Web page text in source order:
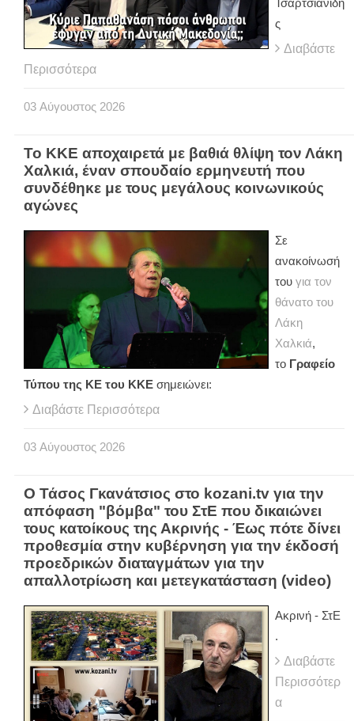
Τσαρτσιανίδη
ς
Διαβάστε
Περισσότερα
03 Αύγουστος 2026
Το ΚΚΕ αποχαιρετά με βαθιά θλίψη τον Λάκη
Χαλκιά, έναν σπουδαίο ερμηνευτή που
συνδέθηκε με τους μεγάλους κοινωνικούς
αγώνες
Σε
ανακοίνωσή
του για τον
θάνατο του
Λάκη
Χαλκιά,
το Γραφείο
Τύπου της ΚΕ του ΚΚΕ σημειώνει:
Διαβάστε Περισσότερα
03 Αύγουστος 2026
Ο Τάσος Γκανάτσιος στο kozani.tv για την
απόφαση "βόμβα" του ΣτΕ που δικαιώνει
τους κατοίκους της Ακρινής - Έως πότε δίνει
προθεσμία στην κυβέρνηση για την έκδοσή
προεδρικών διαταγμάτων για την
απαλλοτρίωση και μετεγκατάσταση (video)
Ακρινή - ΣτΕ
.
Διαβάστε
Περισσότερ
α